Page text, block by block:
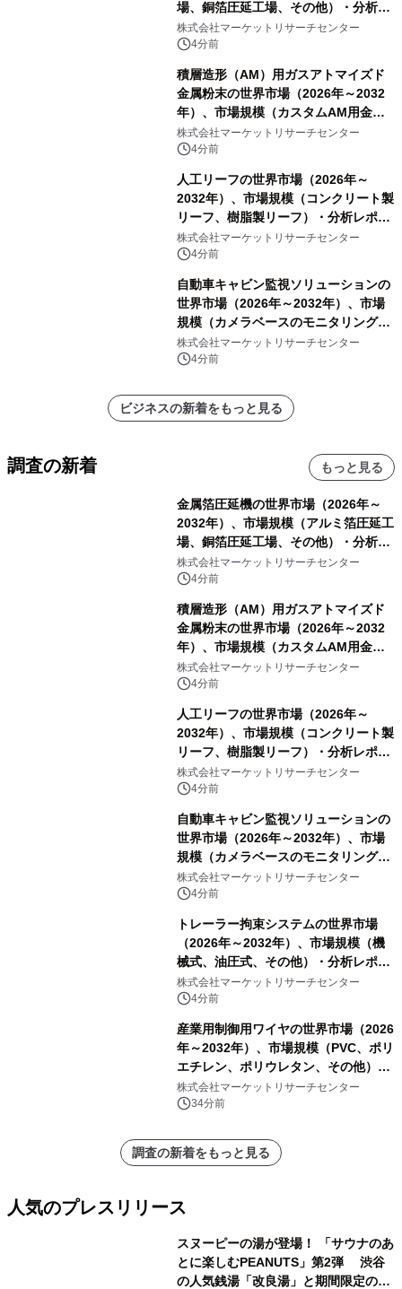
場、銅箔圧延工場、その他）・分析レ
ポートを発表
株式会社マーケットリサーチセンター
4分前
積層造形（AM）用ガスアトマイズド
金属粉末の世界市場（2026年～2032
年）、市場規模（カスタムAM用金属
粉末、汎用AM用金属粉末）・分析レ
ポートを発表
株式会社マーケットリサーチセンター
4分前
人工リーフの世界市場（2026年～
2032年）、市場規模（コンクリート製
リーフ、樹脂製リーフ）・分析レポー
トを発表
株式会社マーケットリサーチセンター
4分前
自動車キャビン監視ソリューションの
世界市場（2026年～2032年）、市場
規模（カメラベースのモニタリング、
赤外線センサーベースのモニタリン
グ、レーダーベースのモニタリング、
株式会社マーケットリサーチセンター
4分前
ビジネスの新着をもっと見る
調査の新着 もっと見る
金属箔圧延機の世界市場（2026年～
2032年）、市場規模（アルミ箔圧延工
場、銅箔圧延工場、その他）・分析レ
ポートを発表
株式会社マーケットリサーチセンター
4分前
積層造形（AM）用ガスアトマイズド
金属粉末の世界市場（2026年～2032
年）、市場規模（カスタムAM用金属
粉末、汎用AM用金属粉末）・分析レ
ポートを発表
株式会社マーケットリサーチセンター
4分前
人工リーフの世界市場（2026年～
2032年）、市場規模（コンクリート製
リーフ、樹脂製リーフ）・分析レポー
トを発表
株式会社マーケットリサーチセンター
4分前
自動車キャビン監視ソリューションの
世界市場（2026年～2032年）、市場
規模（カメラベースのモニタリング、
赤外線センサーベースのモニタリン
グ、レーダーベースのモニタリング、
株式会社マーケットリサーチセンター
4分前
トレーラー拘束システムの世界市場
（2026年～2032年）、市場規模（機
械式、油圧式、その他）・分析レポー
トを発表
株式会社マーケットリサーチセンター
4分前
産業用制御用ワイヤの世界市場（2026
年～2032年）、市場規模（PVC、ポリ
エチレン、ポリウレタン、その他）・
分析レポートを発表
株式会社マーケットリサーチセンター
34分前
調査の新着をもっと見る
人気のプレスリリース
スヌーピーの湯が登場！ 「サウナのあ
とに楽しむPEANUTS」第2弾 渋谷
の人気銭湯「改良湯」と期間限定のコ